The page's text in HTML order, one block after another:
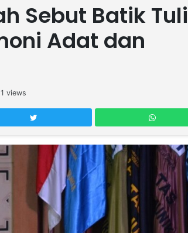
Sebut Batik
Adat dan
views